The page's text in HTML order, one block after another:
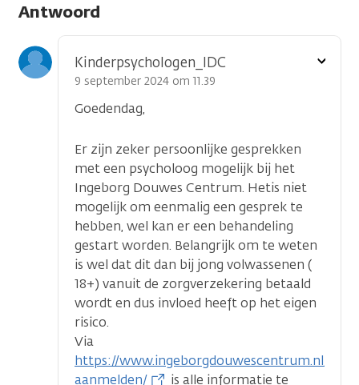
Antwoord
Kinderpsychologen_IDC
9 september 2024 om 11.39
Goedendag,
Er zijn zeker persoonlijke gesprekken
met een psycholoog mogelijk bij het
Ingeborg Douwes Centrum. Hetis niet
mogelijk om eenmalig een gesprek te
hebben, wel kan er een behandeling
gestart worden. Belangrijk om te weten
is wel dat dit dan bij jong volwassenen (
18+) vanuit de zorgverzekering betaald
wordt en dus invloed heeft op het eigen
risico.
Via
https://www.ingeborgdouwescentrum.nl/
aanmelden/
is alle informatie te
Toon